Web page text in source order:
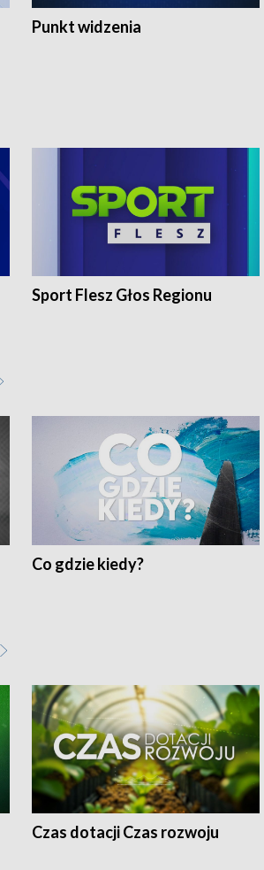
Punkt widzenia
Sport Flesz Głos Regionu
Co gdzie kiedy?
Czas dotacji Czas rozwoju